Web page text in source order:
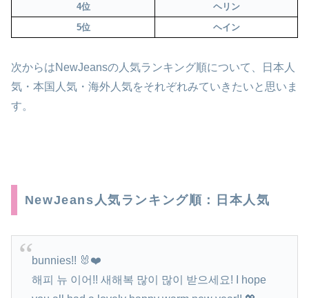
4位
ヘリン
5位
ヘイン
次からはNewJeansの人気ランキング順について、日本人
気・本国人気・海外人気をそれぞれみていきたいと思いま
す。
NewJeans人気ランキング順：日本人気
bunnies!! 🐰❤️
해피 뉴 이어!! 새해복 많이 많이 받으세요! I hope